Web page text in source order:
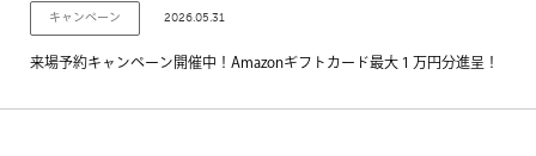
キャンペーン 2026.05.31
来場予約キャンペーン開催中！Amazonギフトカード最大１万円分進呈！